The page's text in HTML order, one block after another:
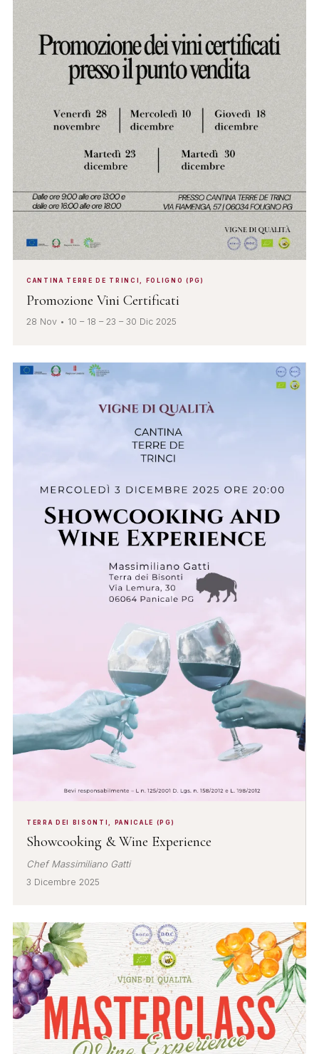
CANTINA TERRE DE TRINCI, FOLIGNO (PG)
Promozione Vini Certificati
28 Nov • 10 – 18 – 23 – 30 Dic 2025
TERRA DEI BISONTI, PANICALE (PG)
Showcooking & Wine Experience
Chef Massimiliano Gatti
3 Dicembre 2025